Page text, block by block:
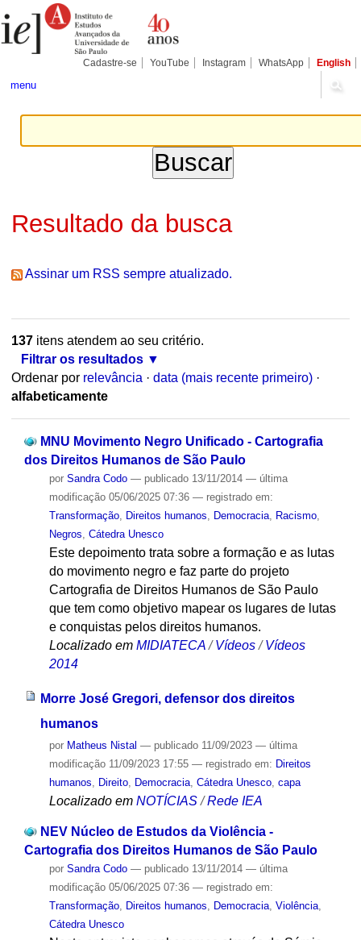
para
conteúdo.
Pessoais
Cadastre-se YouTube Instagram WhatsApp English
menu
Resultado da busca
Assinar um RSS sempre atualizado.
137itens atendem ao seu critério.
Filtrar os resultados
Ordenar por relevância · data (mais recente primeiro) ·
alfabeticamente
MNU Movimento Negro Unificado - Cartografia
dos Direitos Humanos de São Paulo
por Sandra Codo — publicado13/11/2014 — última
modificação05/06/2025 07:36 — registrado em:
Transformação, Direitos humanos Democracia, Racismo,
Negros Cátedra Unesco
Este depoimento trata sobre a formação e as lutas
do movimento negro e faz parte do projeto
Cartografia de Direitos Humanos de São Paulo
que tem como objetivo mapear os lugares de lutas
e conquistas pelos direitos humanos.
Localizado em MIDIATECA /Vídeos /Vídeos
2014
Morre José Gregori, defensor dos direitos
humanos
por Matheus Nistal — publicado11/09/2023 — última
modificação11/09/2023 17:55 — registrado em: Direitos
humanos
Direito, Democracia, Cátedra Unesco, capa
Localizado em NOTÍCIAS /Rede IEA
NEV Núcleo de Estudos da Violência -
Cartografia dos Direitos Humanos de São Paulo
por Sandra Codo — publicado13/11/2014 — última
modificação05/06/2025 07:36 — registrado em:
Transformação, Direitos humanos, Democracia, Violência,
Cátedra Unesco